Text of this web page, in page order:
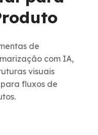
de
com IA,
visuais
fluxos de